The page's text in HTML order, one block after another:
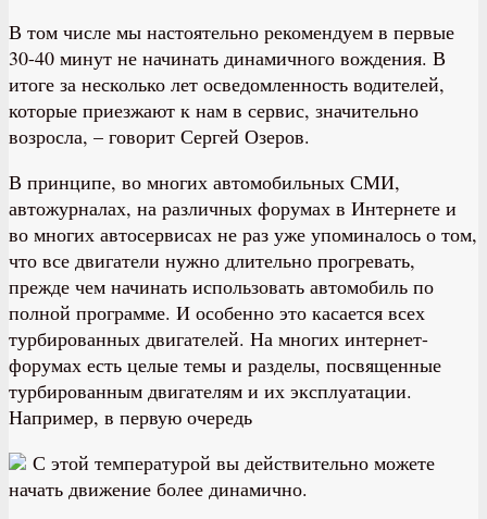
В том числе мы настоятельно рекомендуем в первые
30-40 минут не начинать динамичного вождения. В
итоге за несколько лет осведомленность водителей,
которые приезжают к нам в сервис, значительно
возросла, – говорит Сергей Озеров.
В принципе, во многих автомобильных СМИ,
автожурналах, на различных форумах в Интернете и
во многих автосервисах не раз уже упоминалось о том,
что все двигатели нужно длительно прогревать,
прежде чем начинать использовать автомобиль по
полной программе. И особенно это касается всех
турбированных двигателей. На многих интернет-
форумах есть целые темы и разделы, посвященные
турбированным двигателям и их эксплуатации.
Например, в первую очередь
С этой температурой вы действительно можете
начать движение более динамично.